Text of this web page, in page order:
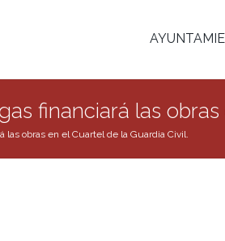
financiará las
las obras en el Cuartel de la Guardia Civil.